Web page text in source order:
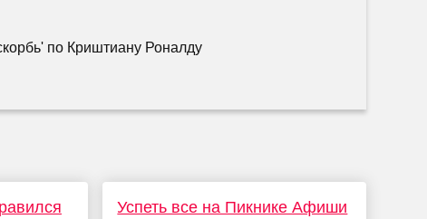
Успеть все на Пикнике Афиши